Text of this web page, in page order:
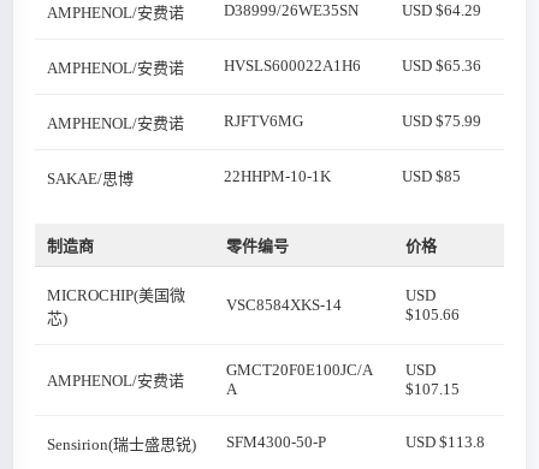
AMPHENOL/安费诺 D38999/26WE35SN USD $64.29
AMPHENOL/安费诺 HVSLS600022A1H6 USD $65.36
AMPHENOL/安费诺 RJFTV6MG USD $75.99
SAKAE/思博 22HHPM-10-1K USD $85
制造商 零件编号 价格
MICROCHIP(美国微
芯)
VSC8584XKS-14
USD
$105.66
AMPHENOL/安费诺
GMCT20F0E100JC/A
A
USD
$107.15
Sensirion(瑞士盛思锐) SFM4300-50-P USD $113.8